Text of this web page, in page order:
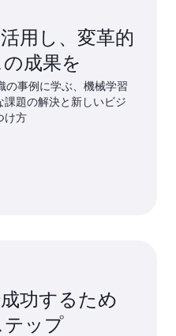
用し、変革的
成果を
の事例に学ぶ、機械学習
課題の解決と新しいビジ
け方
功するため
テップ